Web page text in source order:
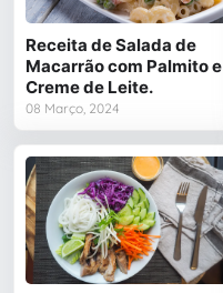
Receita de Salada de
Macarrão com Palmito e
Creme de Leite.
08 Março, 2024